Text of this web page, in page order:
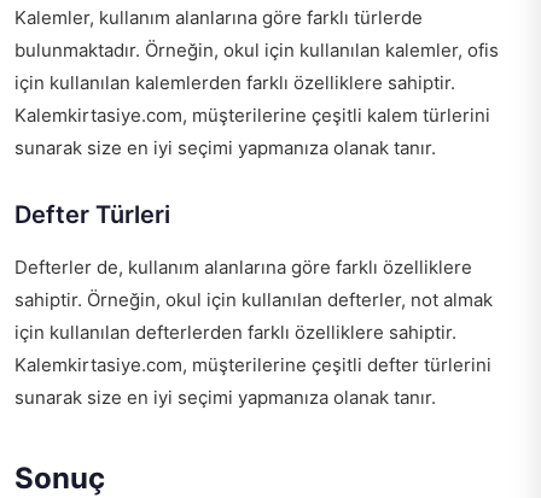
Kalemler, kullanım alanlarına göre farklı türlerde
bulunmaktadır. Örneğin, okul için kullanılan kalemler, ofis
için kullanılan kalemlerden farklı özelliklere sahiptir.
Kalemkirtasiye.com, müşterilerine çeşitli kalem türlerini
sunarak size en iyi seçimi yapmanıza olanak tanır.
Defter Türleri
Defterler de, kullanım alanlarına göre farklı özelliklere
sahiptir. Örneğin, okul için kullanılan defterler, not almak
için kullanılan defterlerden farklı özelliklere sahiptir.
Kalemkirtasiye.com, müşterilerine çeşitli defter türlerini
sunarak size en iyi seçimi yapmanıza olanak tanır.
Sonuç